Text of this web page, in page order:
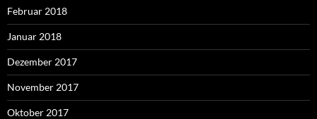
Februar 2018
Januar 2018
Dezember 2017
November 2017
Oktober 2017